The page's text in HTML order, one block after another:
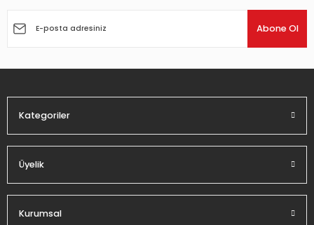
Ürün açıklamasında eksik bilgiler bulunuyor.
Abone Ol
Kategoriler
Üyelik
Kurumsal